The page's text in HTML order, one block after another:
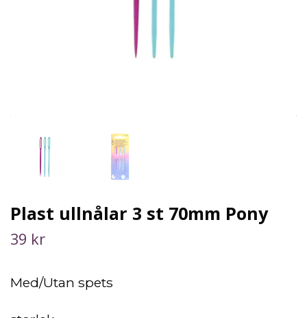
Plast ullnålar 3 st 70mm Pony
39 kr
Med/Utan spets